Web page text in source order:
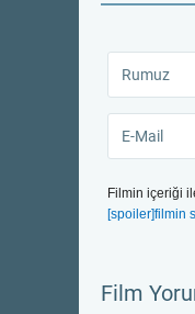
Filmin içeriği
[spoiler]filmin
Film